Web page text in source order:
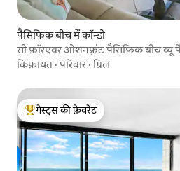
पैसिफिक बीच में कॉन्डो
सी फ़ॉरएवर ओशनफ़्रंट पैसिफ़िक बीच व्यू
किफ़ायत ·परिवार ·ग्रिल
गेस्ट्स का टॉप फ़ेवरेट
गेस्ट्स की फ़ेवरेट